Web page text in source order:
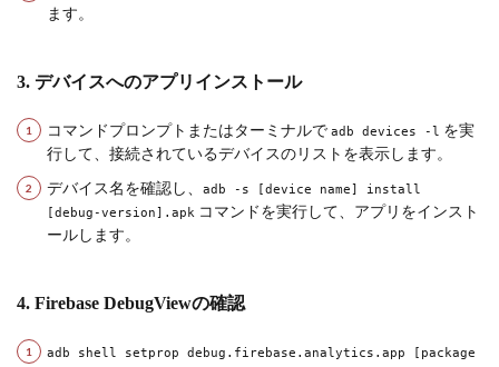
ます。
3. デバイスへのアプリインストール
コマンドプロンプトまたはターミナルで adb devices -l を実
行して、接続されているデバイスのリストを表示します。
デバイス名を確認し、
adb -s [device name] install
[debug-version].apk コマンドを実行して、アプリをインスト
ールします。
4. Firebase DebugViewの確認
adb shell setprop debug.firebase.analytics.app [package